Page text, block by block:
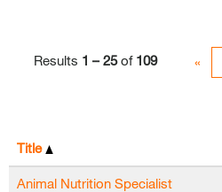
Results 1 – 25of 109 «
Title
Animal Nutrition Specialist